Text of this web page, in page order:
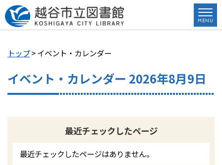
トップ> イベント・カレンダー
イベント・カレンダー 2026年8月9日
最近チェックしたページ
最近チェックしたページはありません。